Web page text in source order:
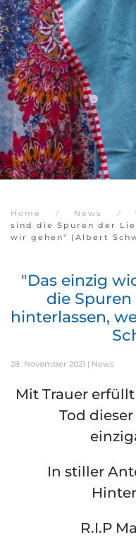
Home News
sind die Spuren der
wir gehen" (Albert
"Das einzig
die
hinterlassen,
28. November 2021 | News
Mit Trauer
Tod
In stiller
R.I.P